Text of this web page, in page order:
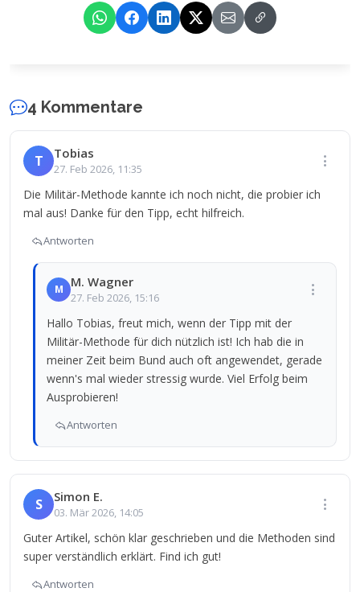
4 Kommentare
T Tobias
27. Feb 2026, 11:35
Die Militär-Methode kannte ich noch nicht, die probier ich
mal aus! Danke für den Tipp, echt hilfreich.
Antworten
M M. Wagner
27. Feb 2026, 15:16
Hallo Tobias, freut mich, wenn der Tipp mit der
Militär-Methode für dich nützlich ist! Ich hab die in
meiner Zeit beim Bund auch oft angewendet, gerade
wenn's mal wieder stressig wurde. Viel Erfolg beim
Ausprobieren!
Antworten
S Simon E.
03. Mär 2026, 14:05
Guter Artikel, schön klar geschrieben und die Methoden sind
super verständlich erklärt. Find ich gut!
Antworten